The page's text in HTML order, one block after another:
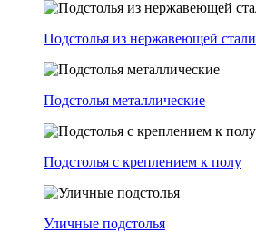
Подстолья из нержавеющей стали
Подстолья металлические
Подстолья с креплением к полу
Уличные подстолья